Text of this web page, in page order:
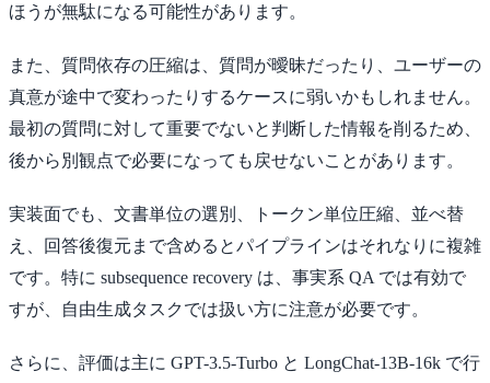
ほうが無駄になる可能性があります。
また、質問依存の圧縮は、質問が曖昧だったり、ユーザーの
真意が途中で変わったりするケースに弱いかもしれません。
最初の質問に対して重要でないと判断した情報を削るため、
後から別観点で必要になっても戻せないことがあります。
実装面でも、文書単位の選別、トークン単位圧縮、並べ替
え、回答後復元まで含めるとパイプラインはそれなりに複雑
です。特に subsequence recovery は、事実系 QA では有効で
すが、自由生成タスクでは扱い方に注意が必要です。
さらに、評価は主に GPT-3.5-Turbo と LongChat-13B-16k で行